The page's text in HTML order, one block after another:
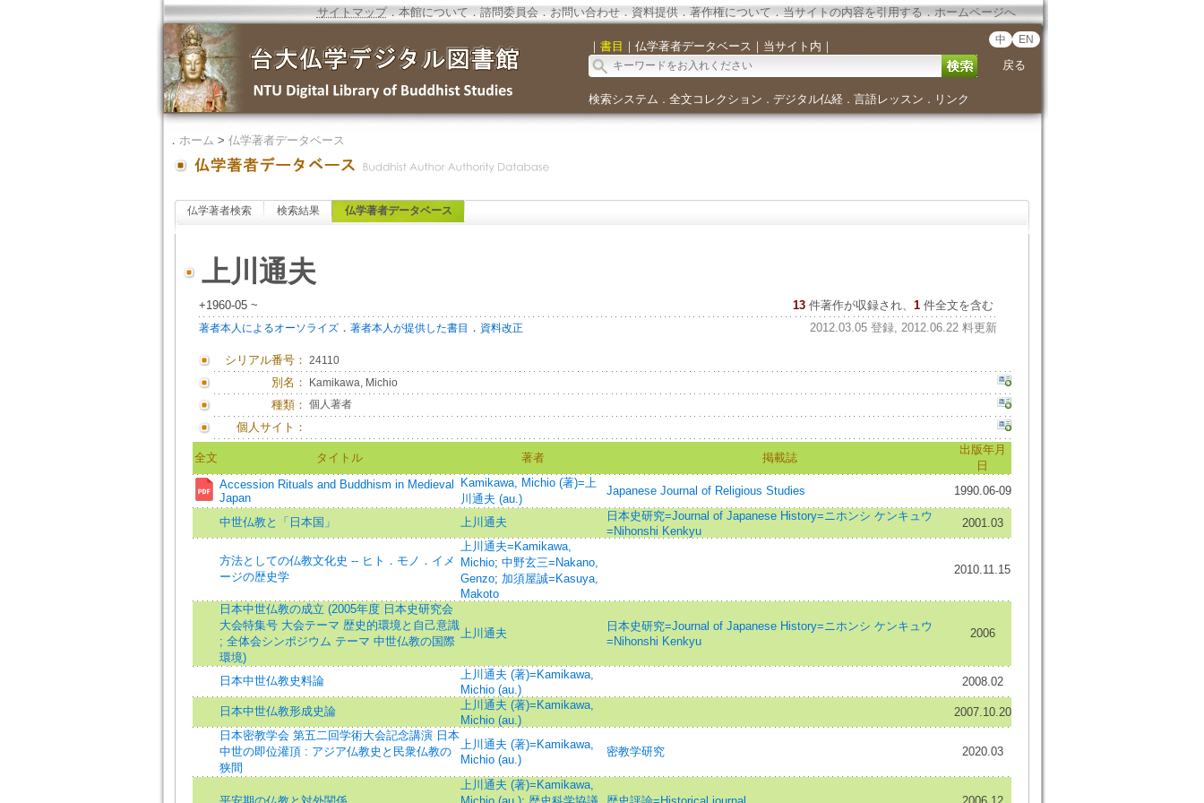
サイトマップ．本館について．諮問委員会． お問い合わせ． 資料提供．著作権について．当サイトの内容を引用する．ホームページへ
｜ 書目 ｜ 仏学著者データベース ｜ 当サイト内 ｜ 中 EN
戻る
検索システム ． 全文コレクション ． デジタル仏経． 言語レッスン ． リンク
． ホーム > 仏学著者データベース
仏学著者検索 検索結果 仏学著者データベース
上川通夫
+1960-05 ~ 13 件著作が収録され、 1件全文を含む
著者本人によるオーソライズ． 著者本人が提供した書目 ． 資料改正 2012.03.05 登録, 2012.06.22 料更新
シリアル番号： 24110
別名： Kamikawa, Michio
種類： 個人著者
個人サイト：
全文 タイトル 著者 掲載誌
出版年月
日
Accession Rituals and Buddhism in Medieval
Japan
Kamikawa, Michio (著)=上
川通夫 (au.)
Japanese Journal of Religious Studies 1990.06-09
中世仏教と「日本国」 上川通夫
日本史研究=Journal of Japanese History=ニホンシ ケンキュウ
=Nihonshi Kenkyu
2001.03
方法としての仏教文化史 -- ヒト．モノ．イメ
ージの歴史学
上川通夫=Kamikawa,
Michio; 中野玄三=Nakano,
Genzo; 加須屋誠=Kasuya,
Makoto
2010.11.15
日本中世仏教の成立 (2005年度 日本史研究会
大会特集号 大会テーマ 歴史的環境と自己意識
; 全体会シンポジウム テーマ 中世仏教の国際
環境)
上川通夫
日本史研究=Journal of Japanese History=ニホンシ ケンキュウ
=Nihonshi Kenkyu
2006
日本中世仏教史料論
上川通夫 (著)=Kamikawa,
Michio (au.)
2008.02
日本中世仏教形成史論
上川通夫 (著)=Kamikawa,
Michio (au.)
2007.10.20
日本密教学会 第五二回学術大会記念講演 日本
中世の即位灌頂 : アジア仏教史と民衆仏教の
狭間
上川通夫 (著)=Kamikawa,
Michio (au.)
密教学研究 2020.03
上川通夫 (著)=Kamikawa,